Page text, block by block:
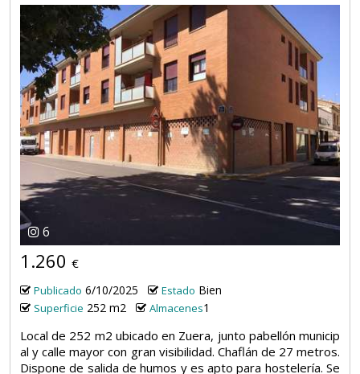
6
1.260 €
Publicado 6/10/2025 Estado Bien
Superficie 252 m2 Almacenes1
Local de 252 m2 ubicado en Zuera, junto pabellón municip
al y calle mayor con gran visibilidad. Chaflán de 27 metros.
Dispone de salida de humos y es apto para hostelería. Se